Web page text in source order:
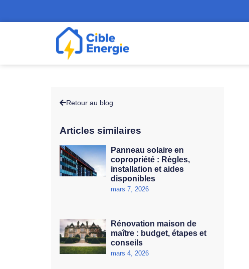
Retour au blog
Articles similaires
Panneau solaire en
copropriété : Règles,
installation et aides
disponibles
mars 7, 2026
Rénovation maison de
maître : budget, étapes et
conseils
mars 4, 2026